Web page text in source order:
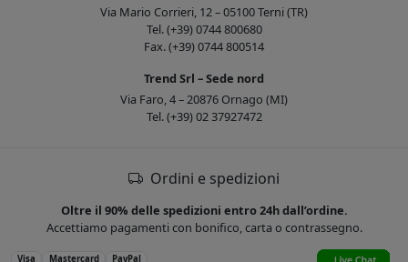
Via Mario Corrieri, 12 – 05100 Terni (TR)
Tel. (+39) 0744 800680
Fax. (+39) 0744 800514
Trend Srl – Sede nord
Via Faro, 4 – 20876 Ornago (MI)
Tel. (+39) 02 37927472
Ordini e spedizioni
Oltre il 90% delle spedizioni entro 24h dall’ordine.
Accettiamo pagamenti con bonifico, carta o contrassegno.
Visa Mastercard PayPal